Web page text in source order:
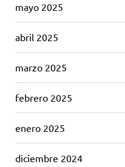
mayo 2025
abril 2025
marzo 2025
febrero 2025
enero 2025
diciembre 2024